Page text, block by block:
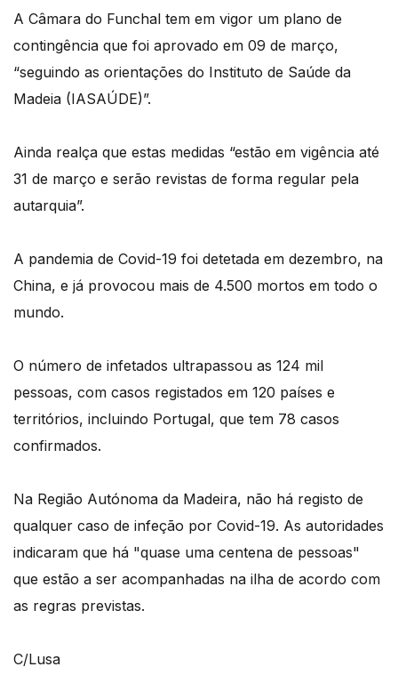
A Câmara do Funchal tem em vigor um plano de
contingência que foi aprovado em 09 de março,
“seguindo as orientações do Instituto de Saúde da
Madeia (IASAÚDE)”.
Ainda realça que estas medidas “estão em vigência até
31 de março e serão revistas de forma regular pela
autarquia”.
A pandemia de Covid-19 foi detetada em dezembro, na
China, e já provocou mais de 4.500 mortos em todo o
mundo.
O número de infetados ultrapassou as 124 mil
pessoas, com casos registados em 120 países e
territórios, incluindo Portugal, que tem 78 casos
confirmados.
Na Região Autónoma da Madeira, não há registo de
qualquer caso de infeção por Covid-19. As autoridades
indicaram que há "quase uma centena de pessoas"
que estão a ser acompanhadas na ilha de acordo com
as regras previstas.
C/Lusa